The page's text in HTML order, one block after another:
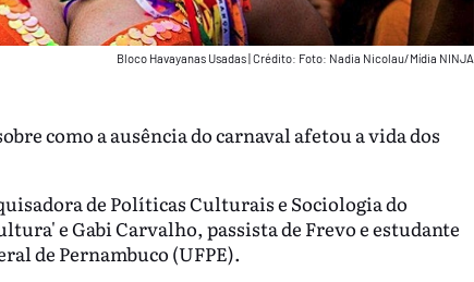
Bloco Havayanas Usadas|Crédito: Foto: Nadia Nicolau/Mídia NINJA
como a ausência do carnaval afetou a vida dos
de Políticas Culturais e Sociologia do
e Gabi Carvalho, passista de Frevo e estudante
de Pernambuco (UFPE).